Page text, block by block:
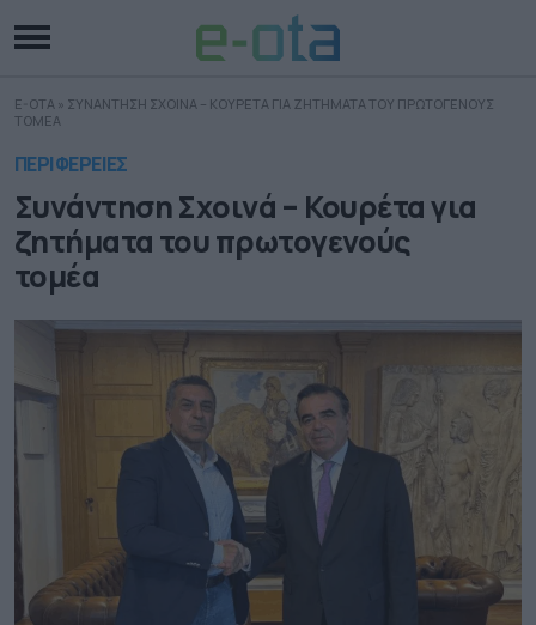
E-OTA » ΣΥΝΑΝΤΗΣΗ ΣΧΟΙΝΑ – ΚΟΥΡΕΤΑ ΓΙΑ ΖΗΤΗΜΑΤΑ ΤΟΥ ΠΡΩΤΟΓΕΝΟΥΣ
ΤΟΜΕΑ
ΠΕΡΙΦΕΡΕΙΕΣ
Συνάντηση Σχοινά – Κουρέτα για
ζητήματα του πρωτογενούς
τομέα